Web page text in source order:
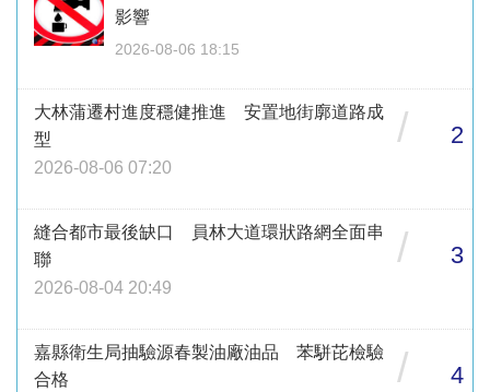
影響
2026-08-06 18:15
大林蒲遷村進度穩健推進 安置地街廓道路成
型
2026-08-06 07:20
/ 2
縫合都市最後缺口 員林大道環狀路網全面串
聯
2026-08-04 20:49
/ 3
嘉縣衛生局抽驗源春製油廠油品 苯駢芘檢驗
合格
/ 4